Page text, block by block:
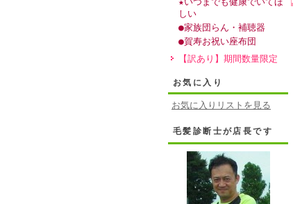
しい
●家族団らん・補聴器
●賀寿お祝い座布団
【訳あり】期間数量限定
お気に入り
お気に入りリストを見る
毛髪診断士が店長です